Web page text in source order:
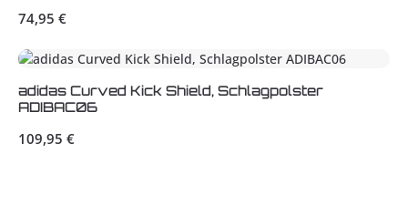
Regulärer Preis:
74,95 €
adidas Curved Kick Shield, Schlagpolster
ADIBAC06
Regulärer Preis:
109,95 €